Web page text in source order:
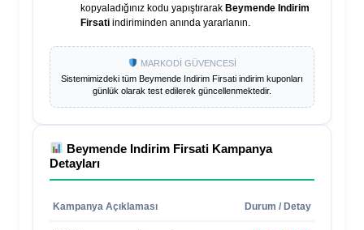
kopyaladığınız kodu yapıştırarak Beymende Indirim
Firsati indiriminden anında yararlanın.
MARKODİ GÜVENCESİ
Sistemimizdeki tüm Beymende Indirim Firsati indirim kuponları
günlük olarak test edilerek güncellenmektedir.
Beymende Indirim Firsati Kampanya
Detayları
Kampanya Açıklaması Durum / Detay